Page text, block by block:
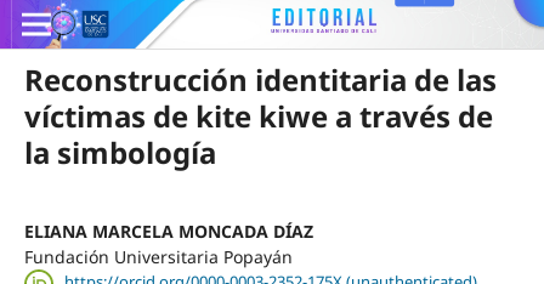
Reconstrucción identitaria de las
víctimas de kite kiwe a través de
la simbología
ELIANA MARCELA MONCADA DÍAZ
Fundación Universitaria Popayán